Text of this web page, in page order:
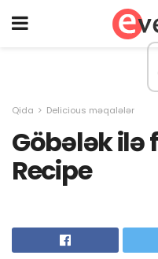
Qida Delicious məqalələr
Göbələk ilə
Recipe